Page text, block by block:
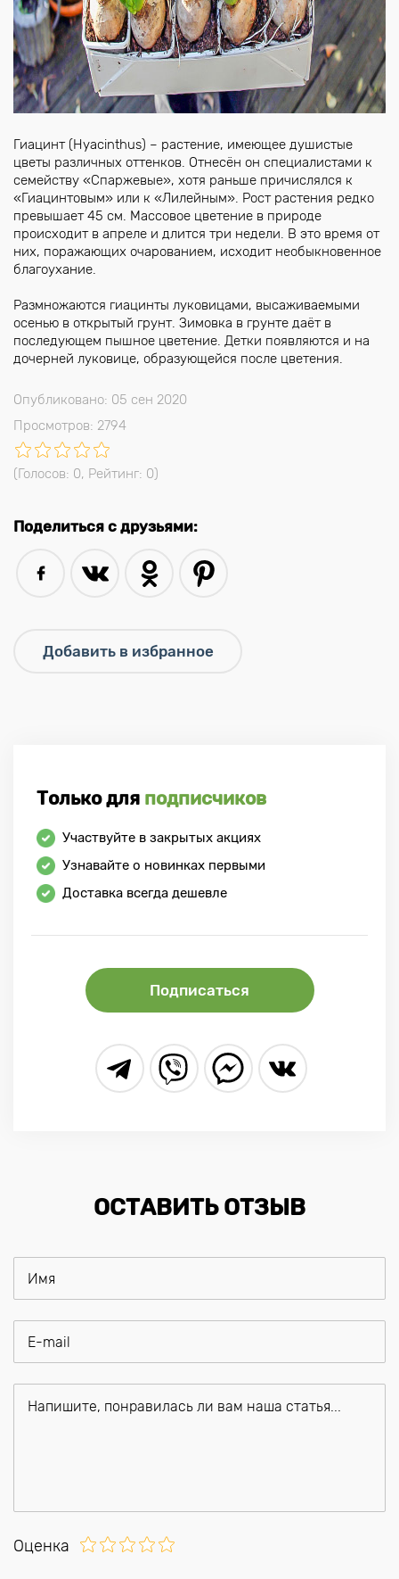
Гиацинт (Hyacinthus) – растение, имеющее душистые
цветы различных оттенков. Отнесён он специалистами к
семейству «Спаржевые», хотя раньше причислялся к
«Гиацинтовым» или к «Лилейным». Рост растения редко
превышает 45 см. Массовое цветение в природе
происходит в апреле и длится три недели. В это время от
них, поражающих очарованием, исходит необыкновенное
благоухание.
Размножаются гиацинты луковицами, высаживаемыми
осенью в открытый грунт. Зимовка в грунте даёт в
последующем пышное цветение. Детки появляются и на
дочерней луковице, образующейся после цветения.
Опубликовано: 05 сен 2020
Просмотров: 2794
(Голосов: 0, Рейтинг: 0)
Поделиться с друзьями:
Только для подписчиков
Участвуйте в закрытых акциях
Узнавайте о новинках первыми
Доставка всегда дешевле
Подписаться
ОСТАВИТЬ ОТЗЫВ
Оценка